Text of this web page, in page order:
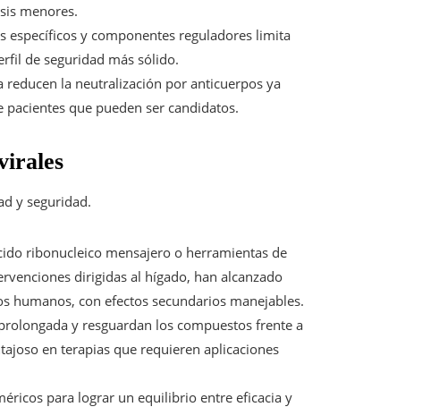
menores.
específicos y componentes reguladores limita
de seguridad más sólido.
reducen la neutralización por anticuerpos ya
que pueden ser candidatos.
y seguridad.
ribonucleico mensajero o herramientas de
dirigidas al hígado, han alcanzado
humanos, con efectos secundarios manejables.
y resguardan los compuestos frente a
en terapias que requieren aplicaciones
para lograr un equilibrio entre eficacia y